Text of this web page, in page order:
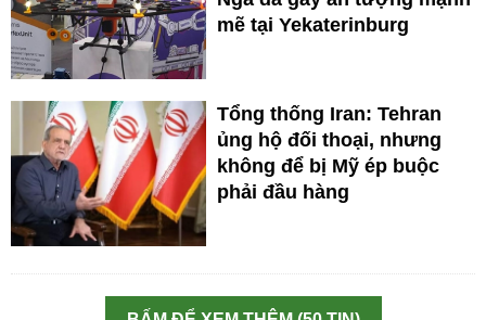
mẽ tại Yekaterinburg
Tổng thống Iran: Tehran
ủng hộ đối thoại, nhưng
không để bị Mỹ ép buộc
phải đầu hàng